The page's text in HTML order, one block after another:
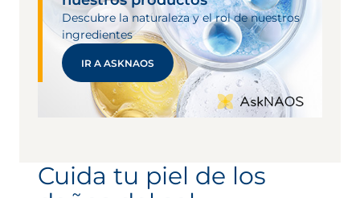
Descubre la naturaleza y el rol de nuestros
ingredientes
IR A ASKNAOS
Cuida tu piel de los